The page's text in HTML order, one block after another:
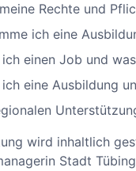
Rechte und
ich eine
einen Job und
eine Ausbildung
wird inhaltlich
Stadt